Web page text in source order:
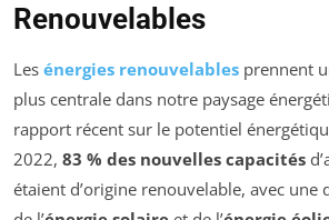
Renouvelables
Les énergies renouvelables prennent
plus centrale dans notre paysage
rapport récent sur le potentiel
2022, 83 % des nouvelles capacités
étaient d’origine renouvelable, avec